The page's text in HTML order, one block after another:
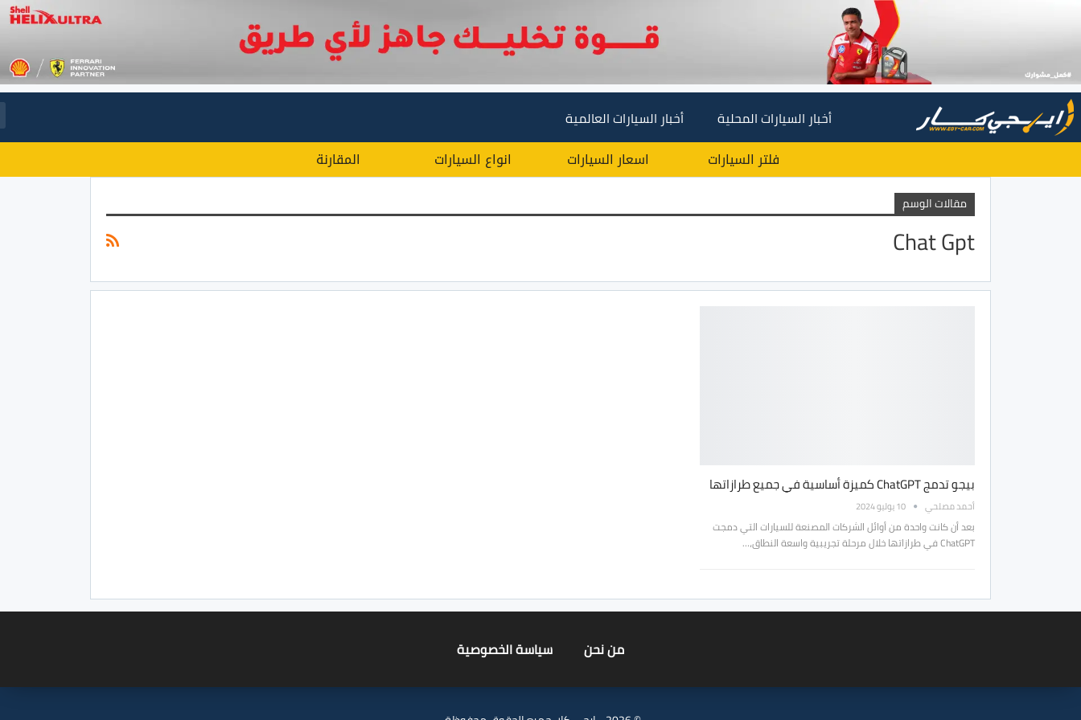
أخبار السيارات المحلية أخبار السيارات العالمية
فلتر السيارات اسعار السيارات انواع السيارات المقارنة
مقالات الوسم
Chat Gpt
بيجو تدمج ChatGPT كميزة أساسية في جميع طرازاتها
أحمد مصلحي 10 يوليو 2024
بعد أن كانت واحدة من أوائل الشركات المصنعة للسيارات التي دمجت
ChatGPT في طرازاتها خلال مرحلة تجريبية واسعة النطاق،…
من نحن سياسة الخصوصية